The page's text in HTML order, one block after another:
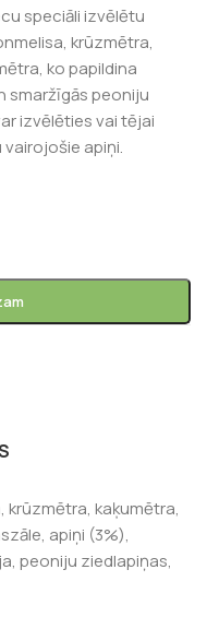
speciāli izvēlētu
krūzmētra,
ko papildina
smaržīgās peoniju
izvēlēties vai tējai
apiņi.
krūzmētra, kaķumētra,
apiņi (3%),
peoniju ziedlapiņas,